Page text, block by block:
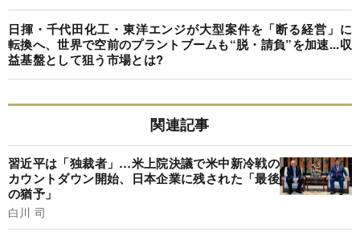
日揮・千代田化工・東洋エンジが大型案件を「断る経営」に
転換へ、世界で空前のプラントブームも“脱・請負”を加速...収
益基盤として狙う市場とは?
関連記事
習近平は「独裁者」…米上院決議で米中新冷戦の
カウントダウン開始、日本企業に残された「最後
の猶予」
白川 司